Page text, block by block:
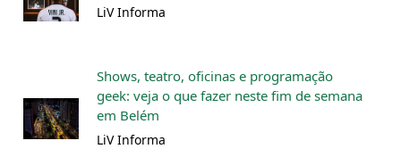
LiV Informa
Shows, teatro, oficinas e programação
geek: veja o que fazer neste fim de semana
em Belém
LiV Informa